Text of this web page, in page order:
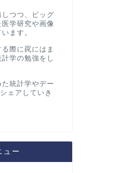
しつつ、ビッグ
学研究や画像
ます。
際に罠にはま
学の勉強をし
統計学やデー
ェアしていき
ュー